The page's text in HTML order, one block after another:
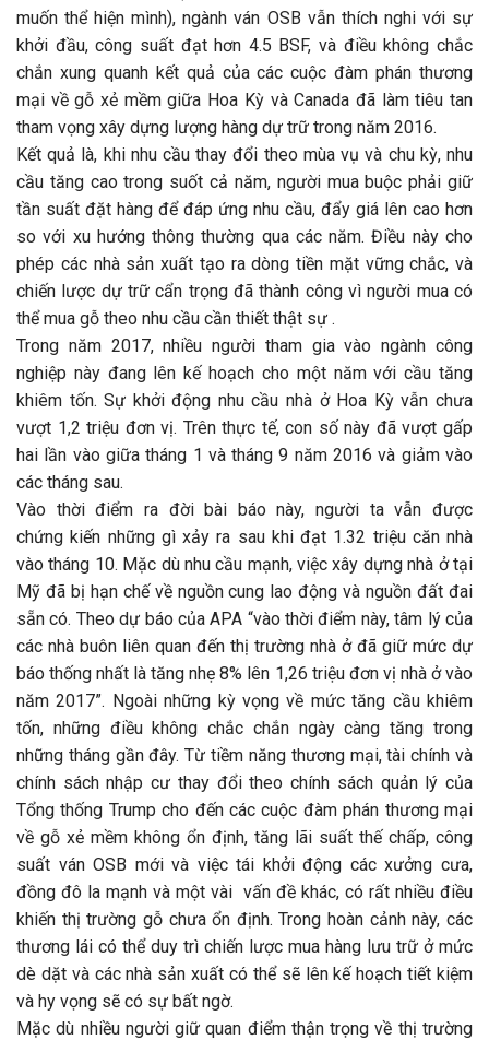
muốn thể hiện mình), ngành ván OSB vẫn thích nghi với sự
khởi đầu, công suất đạt hơn 4.5 BSF, và điều không chắc
chắn xung quanh kết quả của các cuộc đàm phán thương
mại về gỗ xẻ mềm giữa Hoa Kỳ và Canada đã làm tiêu tan
tham vọng xây dựng lượng hàng dự trữ trong năm 2016.
Kết quả là, khi nhu cầu thay đổi theo mùa vụ và chu kỳ, nhu
cầu tăng cao trong suốt cả năm, người mua buộc phải giữ
tần suất đặt hàng để đáp ứng nhu cầu, đẩy giá lên cao hơn
so với xu hướng thông thường qua các năm. Điều này cho
phép các nhà sản xuất tạo ra dòng tiền mặt vững chắc, và
chiến lược dự trữ cẩn trọng đã thành công vì người mua có
thể mua gỗ theo nhu cầu cần thiết thật sự .
Trong năm 2017, nhiều người tham gia vào ngành công
nghiệp này đang lên kế hoạch cho một năm với cầu tăng
khiêm tốn. Sự khởi động nhu cầu nhà ở Hoa Kỳ vẫn chưa
vượt 1,2 triệu đơn vị. Trên thực tế, con số này đã vượt gấp
hai lần vào giữa tháng 1 và tháng 9 năm 2016 và giảm vào
các tháng sau.
Vào thời điểm ra đời bài báo này, người ta vẫn được
chứng kiến những gì xảy ra sau khi đạt 1.32 triệu căn nhà
vào tháng 10. Mặc dù nhu cầu mạnh, việc xây dựng nhà ở tại
Mỹ đã bị hạn chế về nguồn cung lao động và nguồn đất đai
sẵn có. Theo dự báo của APA “vào thời điểm này, tâm lý của
các nhà buôn liên quan đến thị trường nhà ở đã giữ mức dự
báo thống nhất là tăng nhẹ 8% lên 1,26 triệu đơn vị nhà ở vào
năm 2017”. Ngoài những kỳ vọng về mức tăng cầu khiêm
tốn, những điều không chắc chắn ngày càng tăng trong
những tháng gần đây. Từ tiềm năng thương mại, tài chính và
chính sách nhập cư thay đổi theo chính sách quản lý của
Tổng thống Trump cho đến các cuộc đàm phán thương mại
về gỗ xẻ mềm không ổn định, tăng lãi suất thế chấp, công
suất ván OSB mới và việc tái khởi động các xưởng cưa,
đồng đô la mạnh và một vài vấn đề khác, có rất nhiều điều
khiến thị trường gỗ chưa ổn định. Trong hoàn cảnh này, các
thương lái có thể duy trì chiến lược mua hàng lưu trữ ở mức
dè dặt và các nhà sản xuất có thể sẽ lên kế hoạch tiết kiệm
và hy vọng sẽ có sự bất ngờ.
Mặc dù nhiều người giữ quan điểm thận trọng về thị trường